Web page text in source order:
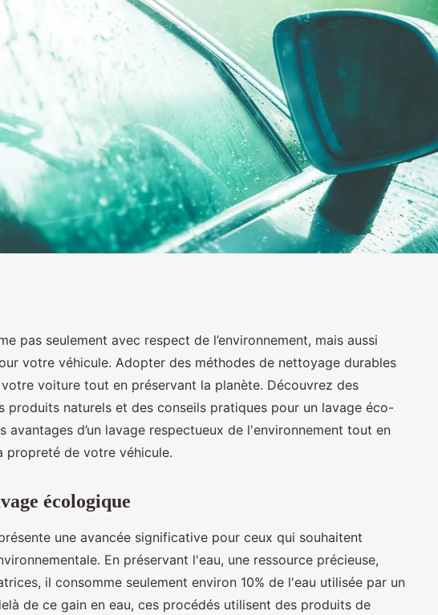
lavage
pas seulement avec respect de l’environnement, mais aussi
votre véhicule. Adopter des méthodes de nettoyage durables
voiture tout en préservant la planète. Découvrez des
produits naturels et des conseils pratiques pour un lavage éco-
avantages d’un lavage respectueux de l'environnement tout en
propreté de votre véhicule.
écologique
une avancée significative pour ceux qui souhaitent
En préservant l'eau, une ressource précieuse,
il consomme seulement environ 10% de l'eau utilisée par un
de ce gain en eau, ces procédés utilisent des produits de